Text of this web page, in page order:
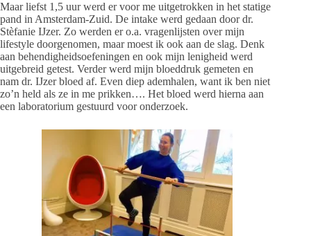
Maar liefst 1,5 uur werd er voor me uitgetrokken in het statige
pand in Amsterdam-Zuid. De intake werd gedaan door dr.
Stèfanie IJzer. Zo werden er o.a. vragenlijsten over mijn
lifestyle doorgenomen, maar moest ik ook aan de slag. Denk
aan behendigheidsoefeningen en ook mijn lenigheid werd
uitgebreid getest. Verder werd mijn bloeddruk gemeten en
nam dr. IJzer bloed af. Even diep ademhalen, want ik ben niet
zo’n held als ze in me prikken…. Het bloed werd hierna aan
een laboratorium gestuurd voor onderzoek.